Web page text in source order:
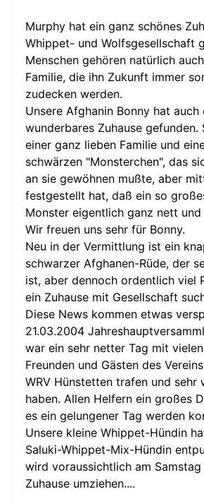
Murphy hat ein ganz schönes
Whippet- und Wolfsgesellschaft
Menschen gehören natürlich
Familie, die ihn Zukunft immer
zudecken werden.
Unsere Afghanin Bonny hat auch
wunderbares Zuhause gefunden.
einer ganz lieben Familie und
schwärzen "Monsterchen", das
an sie gewöhnen mußte, aber
festgestellt hat, daß ein so
Monster eigentlich ganz nett und
Wir freuen uns sehr für Bonny.
Neu in der Vermittlung ist ein
schwarzer Afghanen-Rüde, der
ist, aber dennoch ordentlich viel
ein Zuhause mit Gesellschaft
Diese News kommen etwas
21.03.2004
war ein sehr netter Tag mit
Freunden und Gästen des
WRV Hünstetten trafen und sehr
haben. Allen Helfern ein großes
es ein gelungener Tag werden
Unsere kleine Whippet-Hündin
Saluki-Whippet-Mix-Hündin
wird voraussichtlich am Samstag
Zuhause umziehen....